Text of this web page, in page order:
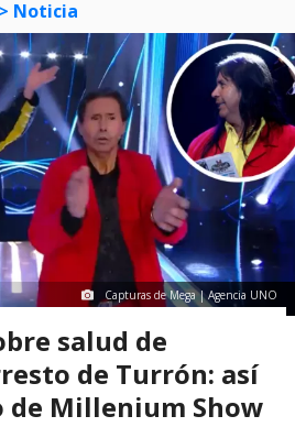
> Noticia
Capturas de Mega | Agencia UNO
salud de
de Turrón: así
Millenium Show